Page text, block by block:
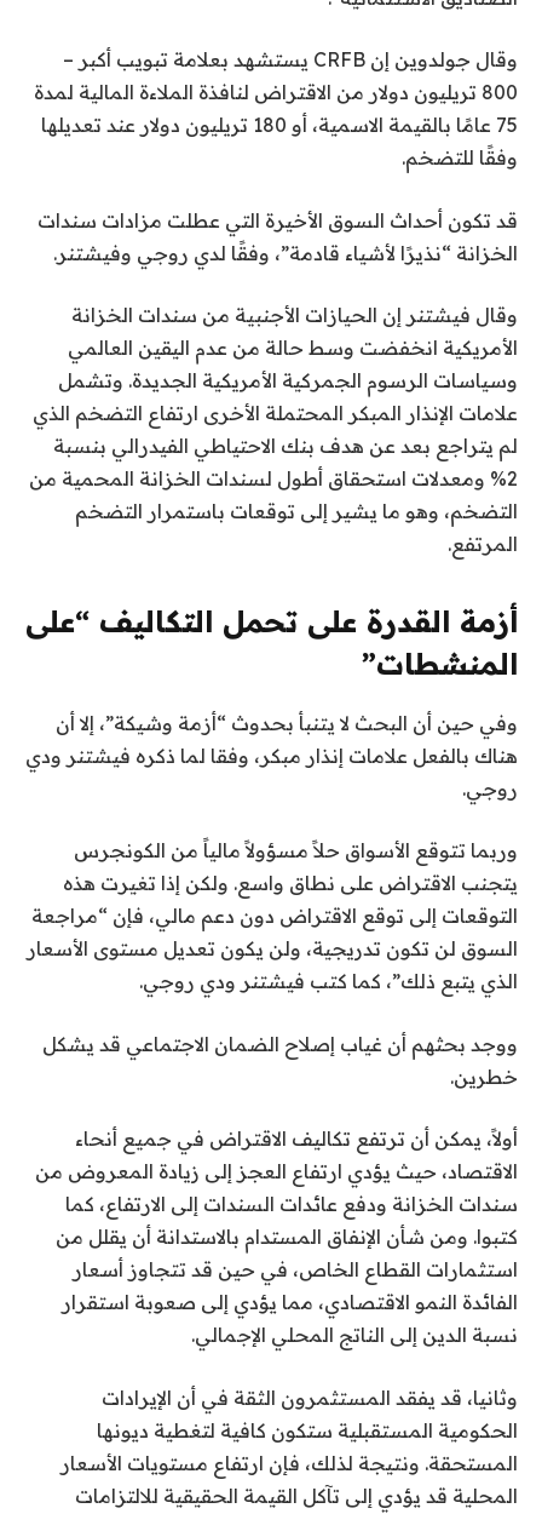
وقال جولدوين إن CRFB يستشهد بعلامة تبويب أكبر –
800 تريليون دولار من الاقتراض لنافذة الملاءة المالية لمدة
75 عامًا بالقيمة الاسمية، أو 180 تريليون دولار عند تعديلها
وفقًا للتضخم.
قد تكون أحداث السوق الأخيرة التي عطلت مزادات سندات
الخزانة “نذيرًا لأشياء قادمة”، وفقًا لدي روجي وفيشتنر.
وقال فيشتنر إن الحيازات الأجنبية من سندات الخزانة
الأمريكية انخفضت وسط حالة من عدم اليقين العالمي
وسياسات الرسوم الجمركية الأمريكية الجديدة. وتشمل
علامات الإنذار المبكر المحتملة الأخرى ارتفاع التضخم الذي
لم يتراجع بعد عن هدف بنك الاحتياطي الفيدرالي بنسبة
2% ومعدلات استحقاق أطول لسندات الخزانة المحمية من
التضخم، وهو ما يشير إلى توقعات باستمرار التضخم
المرتفع.
أزمة القدرة على تحمل التكاليف “على
المنشطات”
وفي حين أن البحث لا يتنبأ بحدوث “أزمة وشيكة”، إلا أن
هناك بالفعل علامات إنذار مبكر، وفقا لما ذكره فيشتنر ودي
روجي.
وربما تتوقع الأسواق حلاً مسؤولاً مالياً من الكونجرس
يتجنب الاقتراض على نطاق واسع. ولكن إذا تغيرت هذه
التوقعات إلى توقع الاقتراض دون دعم مالي، فإن “مراجعة
السوق لن تكون تدريجية، ولن يكون تعديل مستوى الأسعار
الذي يتبع ذلك”، كما كتب فيشتنر ودي روجي.
ووجد بحثهم أن غياب إصلاح الضمان الاجتماعي قد يشكل
خطرين.
أولاً، يمكن أن ترتفع تكاليف الاقتراض في جميع أنحاء
الاقتصاد، حيث يؤدي ارتفاع العجز إلى زيادة المعروض من
سندات الخزانة ودفع عائدات السندات إلى الارتفاع، كما
كتبوا. ومن شأن الإنفاق المستدام بالاستدانة أن يقلل من
استثمارات القطاع الخاص، في حين قد تتجاوز أسعار
الفائدة النمو الاقتصادي، مما يؤدي إلى صعوبة استقرار
نسبة الدين إلى الناتج المحلي الإجمالي.
وثانيا، قد يفقد المستثمرون الثقة في أن الإيرادات
الحكومية المستقبلية ستكون كافية لتغطية ديونها
المستحقة. ونتيجة لذلك، فإن ارتفاع مستويات الأسعار
المحلية قد يؤدي إلى تآكل القيمة الحقيقية للالتزامات